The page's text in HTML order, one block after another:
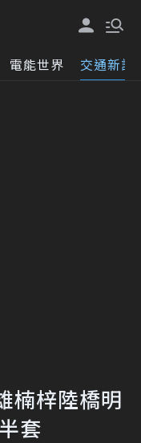
電能世界 交通新訊
楠梓陸橋明
套